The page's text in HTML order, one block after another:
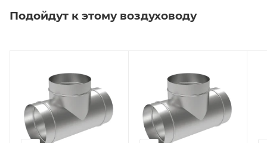
Подойдут к этому воздуховоду